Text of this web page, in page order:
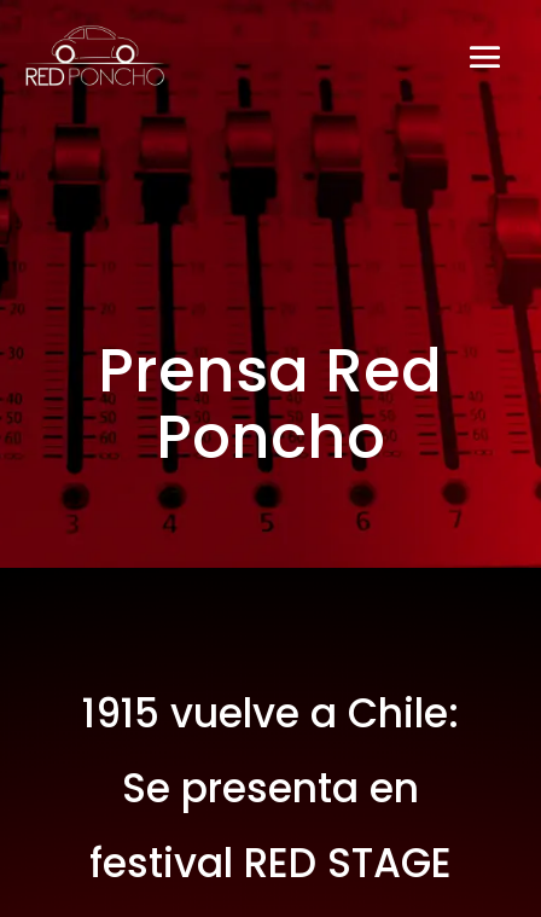
Prensa Red
Poncho
1915 vuelve a Chile:
Se presenta en
festival RED STAGE